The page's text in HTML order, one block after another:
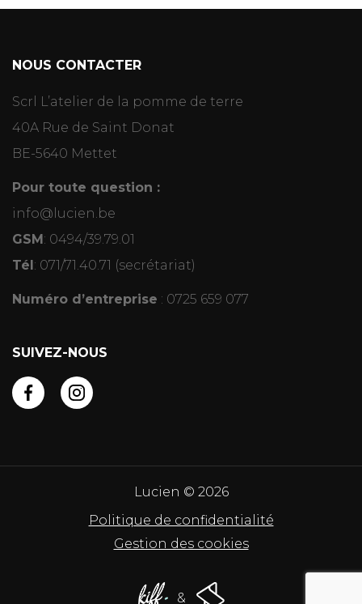
NOUS CONTACTER
Scrl L’atelier de la pomme de terre
40A Rue de Saint Donat
BE-5640 Mettet
Pour toute question :
info@lucien.be
GSM: 0494/39.79.01
Tél: 071/71.40.71 (secrétariat)
Numéro d’entreprise : 0725 659 077
SUIVEZ-NOUS
Lucien © 2026
Politique de confidentialité
Gestion des cookies
&